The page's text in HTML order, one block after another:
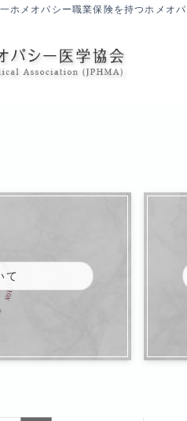
ホメオパシー職業保険を持つホメオパ
て